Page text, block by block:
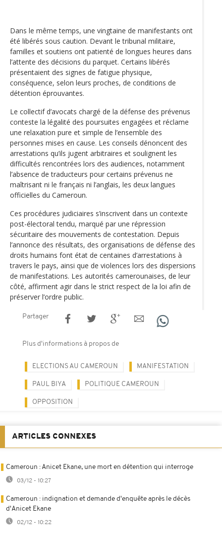
Dans le même temps, une vingtaine de manifestants ont
été libérés sous caution. Devant le tribunal militaire,
familles et soutiens ont patienté de longues heures dans
l’attente des décisions du parquet. Certains libérés
présentaient des signes de fatigue physique,
conséquence, selon leurs proches, de conditions de
détention éprouvantes.
Le collectif d’avocats chargé de la défense des prévenus
conteste la légalité des poursuites engagées et réclame
une relaxation pure et simple de l’ensemble des
personnes mises en cause. Les conseils dénoncent des
arrestations qu’ils jugent arbitraires et soulignent les
difficultés rencontrées lors des audiences, notamment
l’absence de traducteurs pour certains prévenus ne
maîtrisant ni le français ni l’anglais, les deux langues
officielles du Cameroun.
Ces procédures judiciaires s’inscrivent dans un contexte
post-électoral tendu, marqué par une répression
sécuritaire des mouvements de contestation. Depuis
l’annonce des résultats, des organisations de défense des
droits humains font état de centaines d’arrestations à
travers le pays, ainsi que de violences lors des dispersions
de manifestations. Les autorités camerounaises, de leur
côté, affirment agir dans le strict respect de la loi afin de
préserver l’ordre public.
Partager
Plus d'informations à propos de
ELECTIONS AU CAMEROUN MANIFESTATION
PAUL BIYA POLITIQUE CAMEROUN
OPPOSITION
ARTICLES CONNEXES
Cameroun : Anicet Ekane, une mort en détention qui interroge
03/12 - 10:27
Cameroun : indignation et demande d'enquête après le décès
d'Anicet Ekane
02/12 - 10:22